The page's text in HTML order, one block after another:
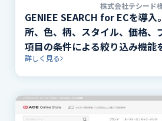
株式会社テシード
GENIEE SEARCH for ECを導
所、色、柄、スタイル、価格、
項目の条件による絞り込み機能
で実装。
詳しく見る